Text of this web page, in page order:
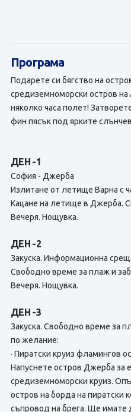
Програма
Подарете си бягство на
средиземноморски остров на
няколко часа полет!
фин пясък под ярките
ДЕН -1
София - Джерба
Излитане от летище Варна с
Кацане на летище в Джерба.
Вечеря. Нощувка.
ДЕН -2
Закуска. Информационна
Свободно време за плаж и
Вечеря. Нощувка.
ДЕН -3
Закуска. Свободно време за
по желание:
· Пиратски круиз фламингов
Напуснете остров Джерба за
средиземноморски круиз.
остров на борда на пиратски
съпровод на брега. Ще имате